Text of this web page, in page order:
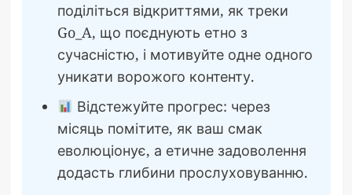
поділіться відкриттями, як треки
Go_A, що поєднують етно з
сучасністю, і мотивуйте одне одного
уникати ворожого контенту.
Відстежуйте прогрес: через
місяць помітите, як ваш смак
еволюціонує, а етичне задоволення
додасть глибини прослуховуванню.